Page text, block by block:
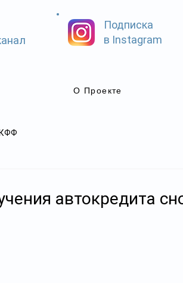
Подписка
в Instagram
О Проекте
автокредита